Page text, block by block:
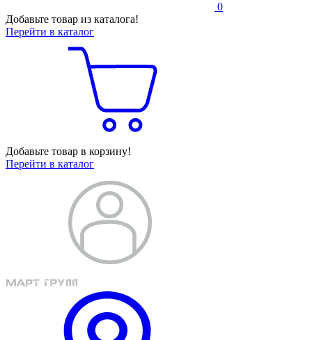
0
Добавьте товар из каталога!
Перейти в каталог
Добавьте товар в корзину!
Перейти в каталог